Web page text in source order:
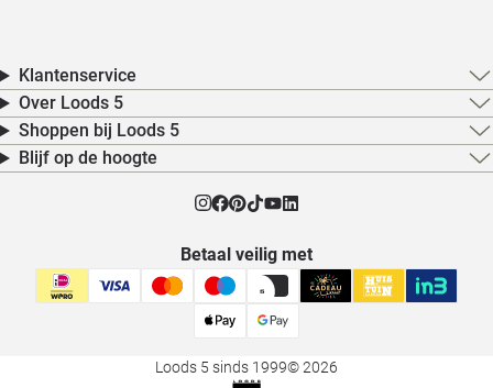
Klantenservice
Over Loods 5
Shoppen bij Loods 5
Blijf op de hoogte
Betaal veilig met
Loods 5 sinds 1999© 2026